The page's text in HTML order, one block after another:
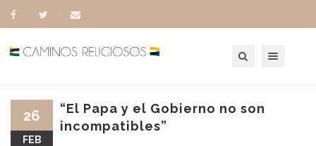
“El Papa y el Gobierno no son
incompatibles”
26
FEB